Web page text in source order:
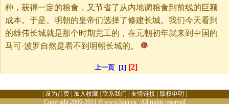
种，获得一定的粮食，又节省了从内地调粮食到前线的巨额
成本。于是。明朝的皇帝们选择了修建长城。我们今天看到
的雄伟长城就是那个时期完工的，在元朝初年就来到中国的
马可·波罗自然是看不到明朝长城的。
上一页 [1] [2]
设为首页 加入收藏 联系我们 友情链接 版权申明
Copyright 2006-2011 © www.lsqn.cn All rights reserved